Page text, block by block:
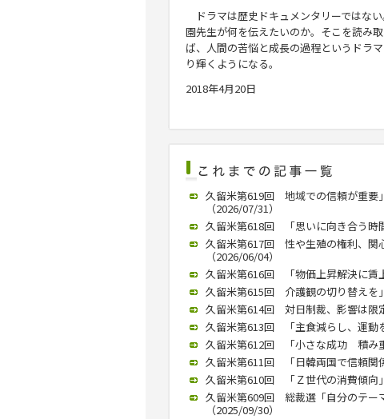
ドラマは歴史ドキュメンタリーではな
園先生が何を伝えたいのか。そこを読み
ば、人間の苦悩と成長の過程というドラ
り輝くようになる。
2018年4月20日
久留米第619回 地域での信頼が重要
（2026/07/31）
久留米第618回 「思いに向き合う時
久留米第617回 性や生殖の権利、関
（2026/06/04）
久留米第616回 「物価上昇解決に賃
久留米第615回 介護観の切り替えを
久留米第614回 対日制裁、影響は限
久留米第613回 「主食減らし、運動
久留米第612回 「小さな成功 積み
久留米第611回 「日韓両国で信頼関
久留米第610回 「Ｚ世代の消費傾向
久留米第609回 総裁選「自分のテー
（2025/09/30）